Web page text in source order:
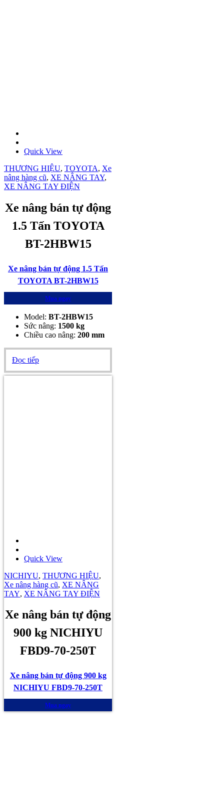
Quick View
THƯƠNG HIỆU, TOYOTA, Xe
nâng hàng cũ, XE NÂNG TAY,
XE NÂNG TAY ĐIỆN
Xe nâng bán tự động
1.5 Tấn TOYOTA
BT-2HBW15
Xe nâng bán tự động 1.5 Tấn
TOYOTA BT-2HBW15
Mua ngay
Model: BT-2HBW15
Sức nâng: 1500 kg
Chiều cao nâng: 200 mm
Đọc tiếp
Quick View
NICHIYU, THƯƠNG HIỆU,
Xe nâng hàng cũ, XE NÂNG
TAY, XE NÂNG TAY ĐIỆN
Xe nâng bán tự động
900 kg NICHIYU
FBD9-70-250T
Xe nâng bán tự động 900 kg
NICHIYU FBD9-70-250T
Mua ngay